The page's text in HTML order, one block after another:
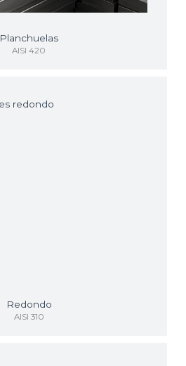
Planchuelas
AISI 420
Redondo
AISI 310